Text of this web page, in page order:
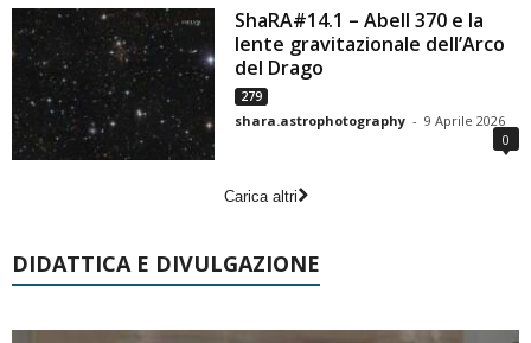
ShaRA#14.1 – Abell 370 e la
lente gravitazionale dell’Arco
del Drago
279
shara.astrophotography - 9 Aprile 2026
0
Carica altri
DIDATTICA E DIVULGAZIONE